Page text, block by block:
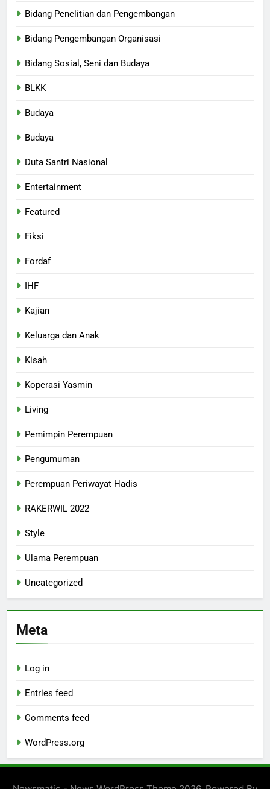
Bidang Penelitian dan Pengembangan
Bidang Pengembangan Organisasi
Bidang Sosial, Seni dan Budaya
BLKK
Budaya
Budaya
Duta Santri Nasional
Entertainment
Featured
Fiksi
Fordaf
IHF
Kajian
Keluarga dan Anak
Kisah
Koperasi Yasmin
Living
Pemimpin Perempuan
Pengumuman
Perempuan Periwayat Hadis
RAKERWIL 2022
Style
Ulama Perempuan
Uncategorized
Meta
Log in
Entries feed
Comments feed
WordPress.org